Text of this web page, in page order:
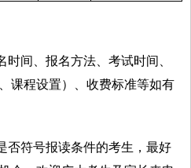
时间、报名方法、考试时间、
课程设置）、收费标准等如有
否符号报读条件的考生，最好